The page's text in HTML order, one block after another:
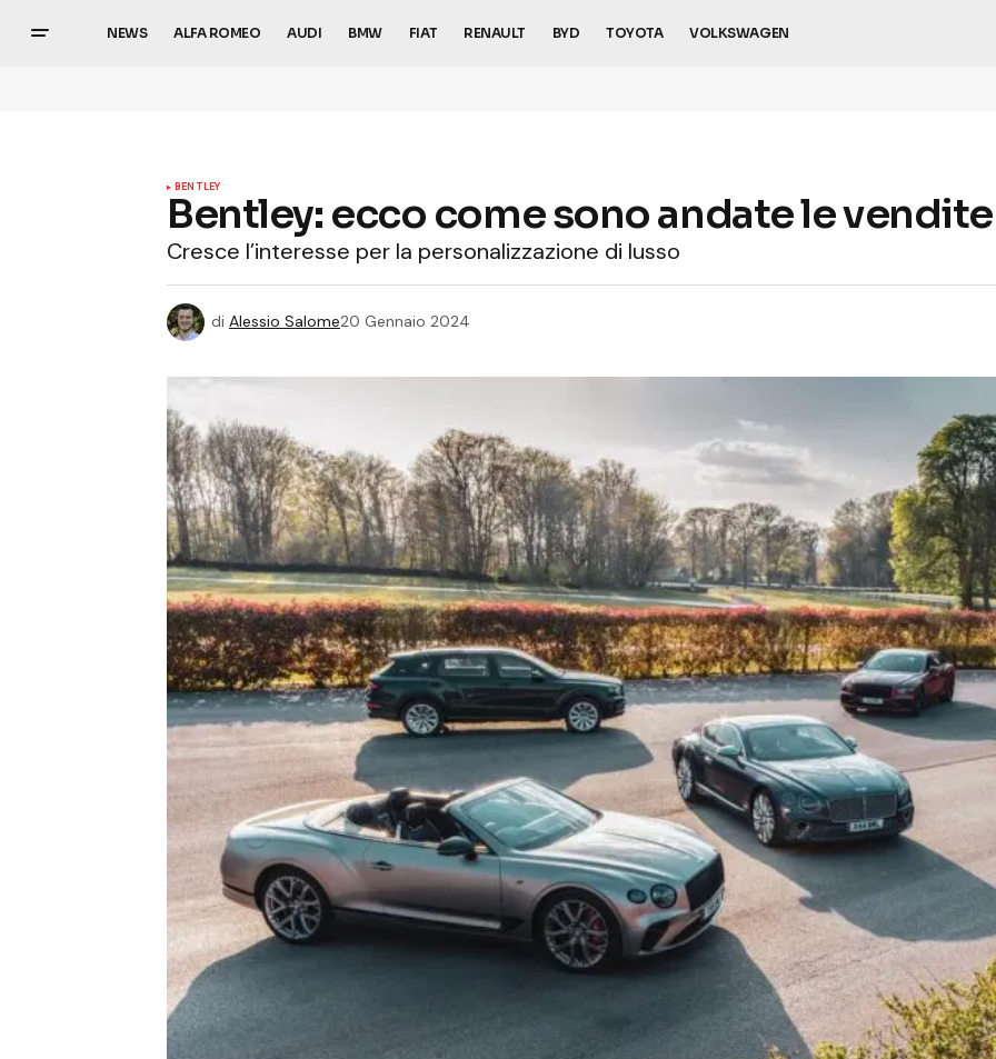
NEWS ALFA ROMEO AUDI BMW FIAT RENAULT BYD TOYOTA VOLKSWAGEN
BENTLEY
Bentley: ecco come sono andate le
Cresce l’interesse per la personalizzazione di lusso
di Alessio Salome20 Gennaio 2024